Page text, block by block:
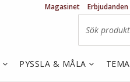
Magasinet Erbjudanden
PYSSLA & MÅLA TEMA